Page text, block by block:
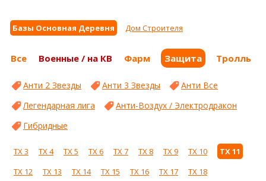
Базы Основная Деревня Дом Строителя
Все Военные / на КВ Фарм Защита Тролль
Анти 2 Звезды Анти 3 Звезды
Анти Все
Легендарная лига
Анти-Воздух / Электродракон
Гибридные
ТХ 3 ТХ 4 ТХ 5 ТХ 6 ТХ 7 ТХ 8 ТХ 9 ТХ 10
ТХ 11
ТХ 12
ТХ 13 ТХ 14 ТХ 15 ТХ 16 ТХ 17 ТХ 18